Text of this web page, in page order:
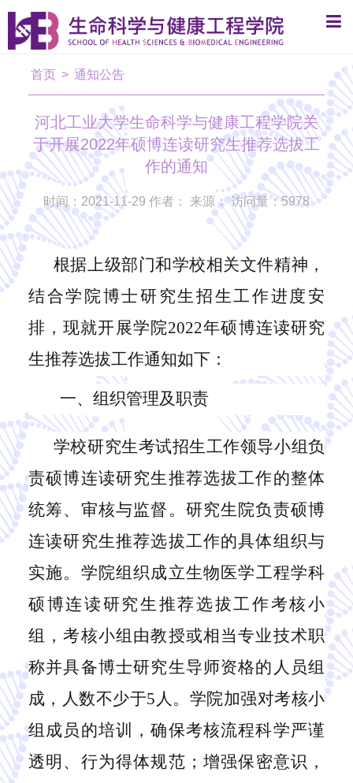
首页 > 通知公告
河北工业大学生命科学与健康工程学院关
于开展2022年硕博连读研究生推荐选拔工
作的通知
时间：2021-11-29 作者： 来源： 访问量：5978
根据上级部门和学校相关文件精神，
结合学院博士研究生招生工作进度安
排，现就开展学院2022年硕博连读研究
生推荐选拔工作通知如下：
一、组织管理及职责
学校研究生考试招生工作领导小组负
责硕博连读研究生推荐选拔工作的整体
统筹、审核与监督。研究生院负责硕博
连读研究生推荐选拔工作的具体组织与
实施。学院组织成立生物医学工程学科
硕博连读研究生推荐选拔工作考核小
组，考核小组由教授或相当专业技术职
称并具备博士研究生导师资格的人员组
成，人数不少于5人。学院加强对考核小
组成员的培训，确保考核流程科学严谨
透明、行为得体规范 ； 增强保密意识，